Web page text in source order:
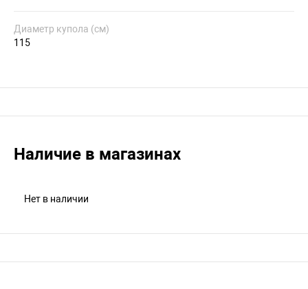
Диаметр купола (см)
115
Наличие в магазинах
Нет в наличии